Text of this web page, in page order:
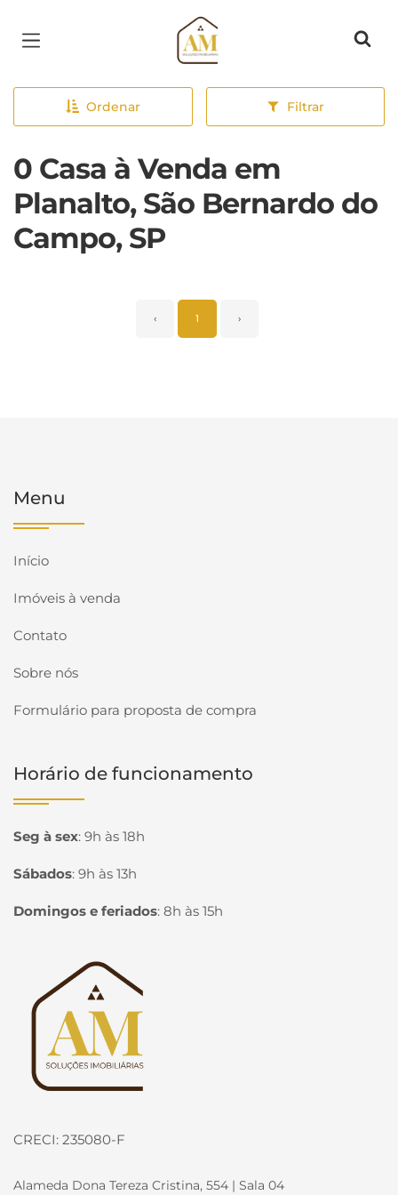
Página inicial
Ordenar Filtrar
0 Casa à Venda em
Planalto, São Bernardo do
Campo, SP
‹ 1 ›
Menu
Início
Imóveis à venda
Contato
Sobre nós
Formulário para proposta de compra
Horário de funcionamento
Seg à sex: 9h às 18h
Sábados: 9h às 13h
Domingos e feriados: 8h às 15h
Página inicial
CRECI: 235080-F
Alameda Dona Tereza Cristina, 554 | Sala 04